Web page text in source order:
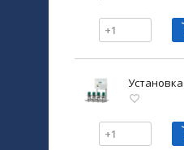
Установка